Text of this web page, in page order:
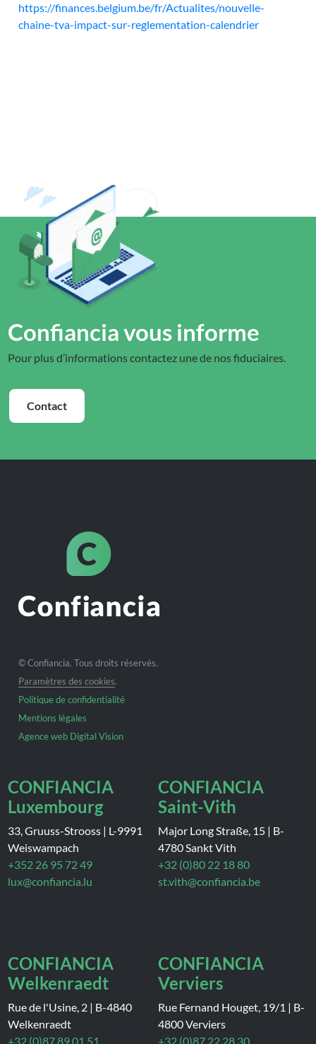
https://finances.belgium.be/fr/Actualites/nouvelle-
chaine-tva-impact-sur-reglementation-calendrier
Confiancia vous informe
Pour plus d’informations contactez une de nos fiduciaires.
Contact
© Confiancia. Tous droits réservés.
Paramètres des cookies.
Politique de confidentialité
Mentions légales
Agence web Digital Vision
CONFIANCIA
Luxembourg
33, Gruuss-Strooss | L-9991
Weiswampach
+352 26 95 72 49
lux@confiancia.lu
CONFIANCIA
Saint-Vith
Major Long Straße, 15 | B-
4780 Sankt Vith
+32 (0)80 22 18 80
st.vith@confiancia.be
CONFIANCIA
Welkenraedt
Rue de l'Usine, 2 | B-4840
Welkenraedt
+32 (0)87 89 01 51
CONFIANCIA
Verviers
Rue Fernand Houget, 19/1 | B-
4800 Verviers
+32 (0)87 22 28 30